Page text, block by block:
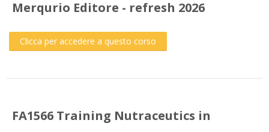
Merqurio Editore - refresh 2026
Clicca per accedere a questo corso
FA1566 Training Nutraceutics in